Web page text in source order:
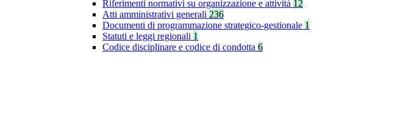
Riferimenti normativi su organizzazione e attività 12
Atti amministrativi generali 236
Documenti di programmazione strategico-gestionale 1
Statuti e leggi regionali 1
Codice disciplinare e codice di condotta 6